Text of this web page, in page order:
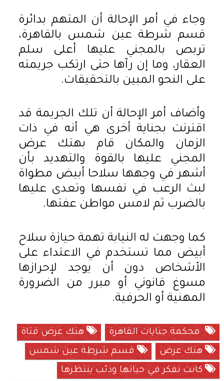
وجاء في أمر الإحالة أن المتهم بدائرة
قسم شرطة عين شمس بالقاهرة،
تربص بالمجني عليها أعلى سلم
العقار، وما إن رآها حتى ارتكب جريمته
على النحو المبين بالتحقيقات.
وأضاف أمر الإحالة أن تلك الجريمة قد
اقترنت بجناية أخرى هي أنه في ذات
الزمان والمكان قام بهتك عرض
المجني عليها بالقوة والتهديد بأن
أشهر في وجهها سلاحا أبيض مطواة
لبث الرعب في نفسها وتعدى عليها
بالضرب ثم لامس مواطن عفتها.
كما وجهت له النيابة تهمة حيازة سلاح
أبيض مما تستخدم في الاعتداء على
الأشخاص دون أن يوجد لإحرازها
مسوغ قانوني أو مبرر من الضرورة
المهنية أو الحرفية.
محكمة جنايات القاهرة
هتك عرض فتاة
هتك عرض
قسم شرطة عين شمس
كانت تفكر في حياتها وذئب ينتظرها